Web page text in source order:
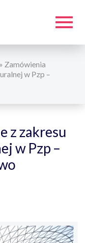
» Zamówienia
w Pzp –
z zakresu
w Pzp –